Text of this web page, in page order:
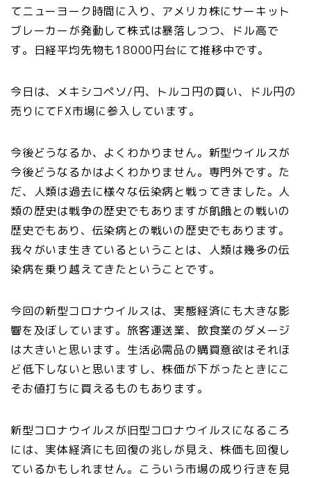
てニューヨーク時間に入り、アメリカ株にサーキット
ブレーカーが発動して株式は暴落しつつ、ドル高で
す。日経平均先物も18000円台にて推移中です。
今日は、メキシコペソ/円、トルコ円の買い、ドル円の
売りにてFX市場に参入しています。
今後どうなるか、よくわかりません。新型ウイルスが
今後どうなるかはよくわかりません。専門外です。た
だ、人類は過去に様々な伝染病と戦ってきました。人
類の歴史は戦争の歴史でもありますが飢餓との戦いの
歴史でもあり、伝染病との戦いの歴史でもあります。
我々がいま生きているということは、人類は幾多の伝
染病を乗り越えてきたということです。
今回の新型コロナウイルスは、実態経済にも大きな影
響を及ぼしています。旅客運送業、飲食業のダメージ
は大きいと思います。生活必需品の購買意欲はそれほ
ど低下しないと思いますし、株価が下がったときにこ
そお値打ちに買えるものもあります。
新型コロナウイルスが旧型コロナウイルスになるころ
には、実体経済にも回復の兆しが見え、株価も回復し
ているかもしれません。こういう市場の成り行きを見